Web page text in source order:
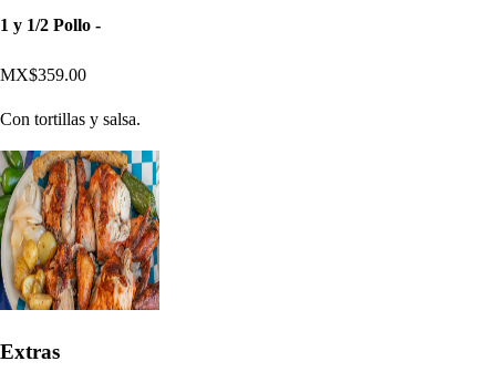
1 y 1/2 Pollo -
MX$359.00
Con tortillas y salsa.
Extras